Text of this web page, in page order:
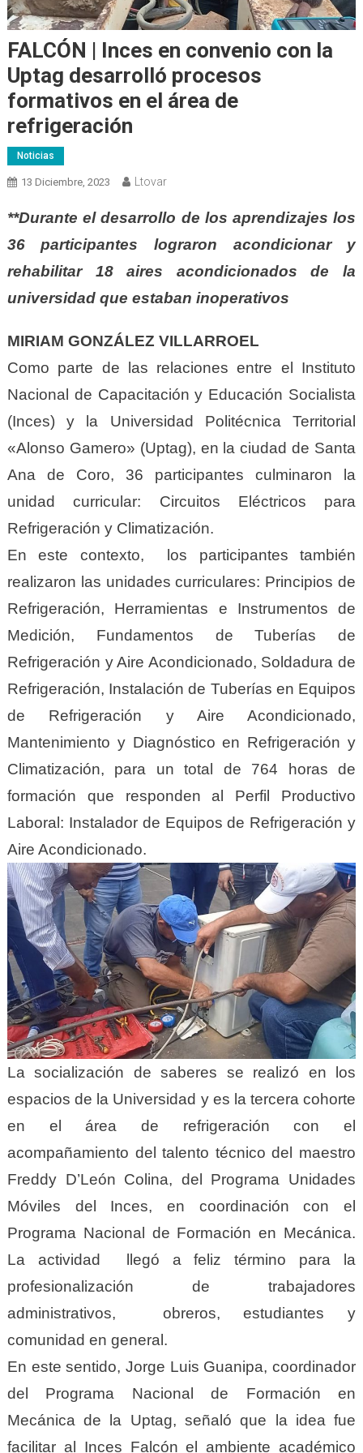
FALCÓN | Inces en convenio con la
Uptag desarrolló procesos
formativos en el área de
refrigeración
Noticias
13 Diciembre, 2023 Ltovar
**Durante el desarrollo de los aprendizajes los
36 participantes lograron acondicionar y
rehabilitar 18 aires acondicionados de la
universidad que estaban inoperativos
MIRIAM GONZÁLEZ VILLARROEL
Como parte de las relaciones entre el Instituto
Nacional de Capacitación y Educación Socialista
(Inces) y la Universidad Politécnica Territorial
«Alonso Gamero» (Uptag), en la ciudad de Santa
Ana de Coro, 36 participantes culminaron la
unidad curricular: Circuitos Eléctricos para
Refrigeración y Climatización.
En este contexto, los participantes también
realizaron las unidades curriculares: Principios de
Refrigeración, Herramientas e Instrumentos de
Medición, Fundamentos de Tuberías de
Refrigeración y Aire Acondicionado, Soldadura de
Refrigeración, Instalación de Tuberías en Equipos
de Refrigeración y Aire Acondicionado,
Mantenimiento y Diagnóstico en Refrigeración y
Climatización, para un total de 764 horas de
formación que responden al Perfil Productivo
Laboral: Instalador de Equipos de Refrigeración y
Aire Acondicionado.
La socialización de saberes se realizó en los
espacios de la Universidad y es la tercera cohorte
en el área de refrigeración con el
acompañamiento del talento técnico del maestro
Freddy D’León Colina, del Programa Unidades
Móviles del Inces, en coordinación con el
Programa Nacional de Formación en Mecánica.
La actividad llegó a feliz término para la
profesionalización de trabajadores
administrativos, obreros, estudiantes y
comunidad en general.
En este sentido, Jorge Luis Guanipa, coordinador
del Programa Nacional de Formación en
Mecánica de la Uptag, señaló que la idea fue
facilitar al Inces Falcón el ambiente académico